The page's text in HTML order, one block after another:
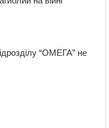
“ОМЕГА” не